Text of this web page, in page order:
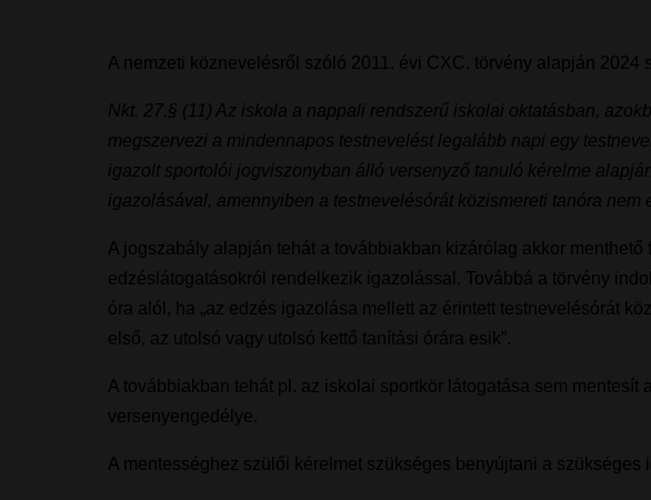
A nemzeti köznevelésről szóló 2011. évi CXC. törvény alapján
Nkt. 27.§ (11) Az iskola a nappali rendszerű iskolai oktatásban,
megszervezi a mindennapos testnevelést legalább napi egy
igazolt sportolói jogviszonyban álló versenyző tanuló kérelme
igazolásával, amennyiben a testnevelésórát közismereti tanóra nem
A jogszabály alapján tehát a továbbiakban kizárólag akkor
edzéslátogatásokról rendelkezik igazolással. Továbbá a törvény
óra alól, ha „az edzés igazolása mellett az érintett testnevelésórát
első, az utolsó vagy utolsó kettő tanítási órára esik”.
A továbbiakban tehát pl. az iskolai sportkör látogatása sem
versenyengedélye.
A mentességhez szülői kérelmet szükséges benyújtani a szükséges